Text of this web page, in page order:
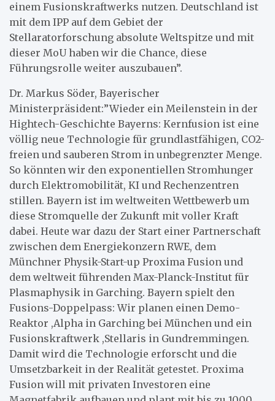
einem Fusionskraftwerks nutzen. Deutschland ist
mit dem IPP auf dem Gebiet der
Stellaratorforschung absolute Weltspitze und mit
dieser MoU haben wir die Chance, diese
Führungsrolle weiter auszubauen”.
Dr. Markus Söder, Bayerischer
Ministerpräsident:”Wieder ein Meilenstein in der
Hightech-Geschichte Bayerns: Kernfusion ist eine
völlig neue Technologie für grundlastfähigen, CO2-
freien und sauberen Strom in unbegrenzter Menge.
So könnten wir den exponentiellen Stromhunger
durch Elektromobilität, KI und Rechenzentren
stillen. Bayern ist im weltweiten Wettbewerb um
diese Stromquelle der Zukunft mit voller Kraft
dabei. Heute war dazu der Start einer Partnerschaft
zwischen dem Energiekonzern RWE, dem
Münchner Physik-Start-up Proxima Fusion und
dem weltweit führenden Max-Planck-Institut für
Plasmaphysik in Garching. Bayern spielt den
Fusions-Doppelpass: Wir planen einen Demo-
Reaktor ,Alpha in Garching bei München und ein
Fusionskraftwerk ,Stellaris in Gundremmingen.
Damit wird die Technologie erforscht und die
Umsetzbarkeit in der Realität getestet. Proxima
Fusion will mit privaten Investoren eine